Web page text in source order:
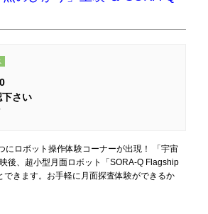
下さい
にロボット操作体験コーナーが出現！ 「宇宙
後、超小型月面ロボット「SORA-Q Flagship
できます。お手軽に月面探査体験ができるか